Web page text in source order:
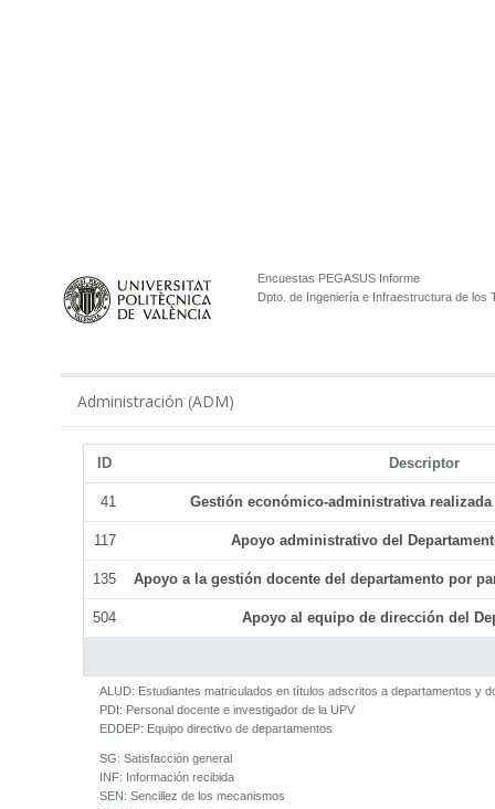
Encuestas PEGASUS Informe
Dpto. de Ingeniería e Infraestructura de los
Administración (ADM)
ID Descriptor
41 Gestión económico-administrativa
117 Apoyo administrativo del
135 Apoyo a la gestión docente del departamento por
504 Apoyo al equipo de dirección del
ALUD: Estudiantes matriculados en títulos adscritos a departamentos y
PDI: Personal docente e investigador de la UPV
EDDEP: Equipo directivo de departamentos
SG: Satisfacción general
INF: Información recibida
SEN: Sencillez de los mecanismos